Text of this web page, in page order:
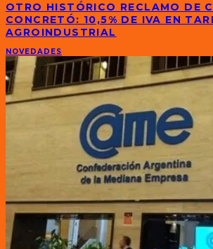
OTRO HISTÓRICO RECLAMO DE
CONCRETÓ: 10,5% DE IVA EN
AGROINDUSTRIAL
NOVEDADES